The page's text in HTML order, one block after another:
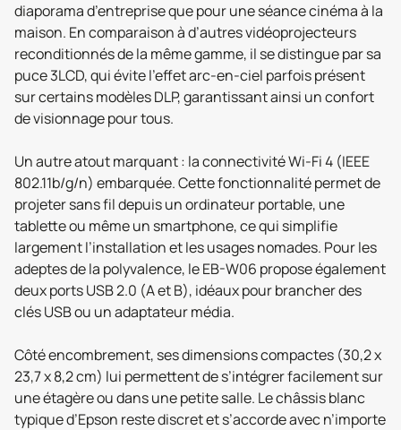
diaporama d’entreprise que pour une séance cinéma à la
maison. En comparaison à d’autres vidéoprojecteurs
reconditionnés de la même gamme, il se distingue par sa
puce 3LCD, qui évite l’effet arc-en-ciel parfois présent
sur certains modèles DLP, garantissant ainsi un confort
de visionnage pour tous.
Un autre atout marquant : la connectivité Wi‑Fi 4 (IEEE
802.11b/g/n) embarquée. Cette fonctionnalité permet de
projeter sans fil depuis un ordinateur portable, une
tablette ou même un smartphone, ce qui simplifie
largement l’installation et les usages nomades. Pour les
adeptes de la polyvalence, le EB-W06 propose également
deux ports USB 2.0 (A et B), idéaux pour brancher des
clés USB ou un adaptateur média.
Côté encombrement, ses dimensions compactes (30,2 x
23,7 x 8,2 cm) lui permettent de s’intégrer facilement sur
une étagère ou dans une petite salle. Le châssis blanc
typique d’Epson reste discret et s’accorde avec n’importe